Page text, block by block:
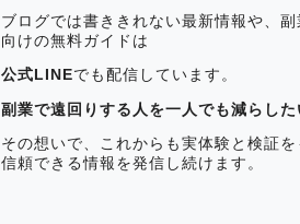
ブログでは書ききれない最新情報や、副
向けの無料ガイドは
公式LINEでも配信しています。
副業で遠回りする人を一人でも減らした
その想いで、これからも実体験と検証を
信頼できる情報を発信し続けます。